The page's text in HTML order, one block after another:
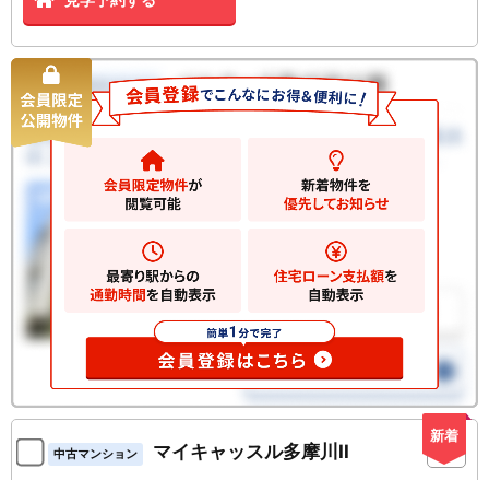
新着
中古マンション マイキャッスル多摩川II